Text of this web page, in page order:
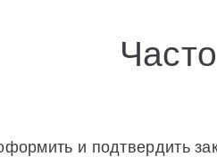
и подтвердить